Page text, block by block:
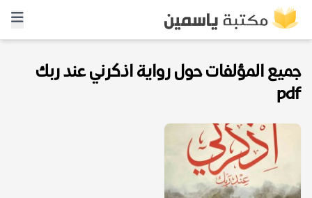
جميع المؤلفات حول رواية اذكرني عند ربك
pdf